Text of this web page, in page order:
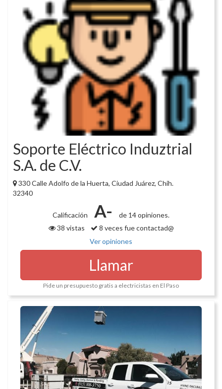
Soporte Eléctrico Induztrial
S.A. de C.V.
330 Calle Adolfo de la Huerta, Ciudad Juárez, Chih.
32340
Calificación A-
de 14 opiniones.
38 vistas
8 veces fue contactad@
Ver opiniones
Llamar
Pide un presupuesto gratis a electricistas en El Paso